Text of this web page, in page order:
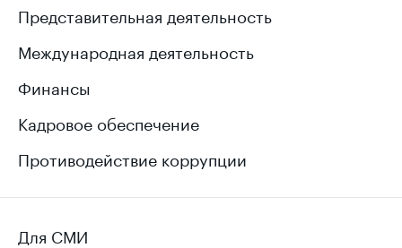
Представительная деятельность
Международная деятельность
Финансы
Кадровое обеспечение
Противодействие коррупции
Для СМИ